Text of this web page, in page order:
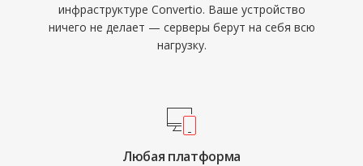
инфраструктуре Convertio. Ваше устройство
ничего не делает — серверы берут на себя всю
нагрузку.
Любая платформа